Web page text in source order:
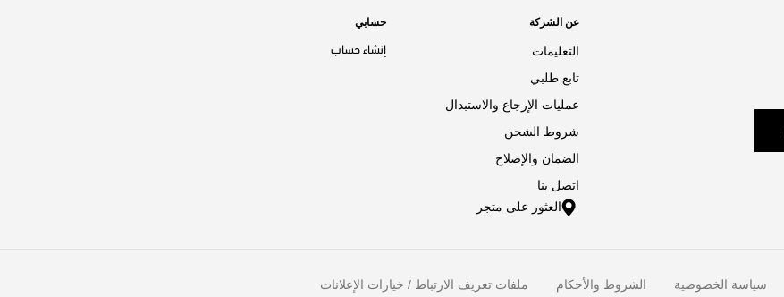
عن الشركة
التعليمات
تابع طلبي
عمليات الإرجاع والاستبدال
شروط الشحن
الضمان والإصلاح
اتصل بنا
العثور على متجر
حسابي
إنشاء حساب
سياسة الخصوصية الشروط والأحكام ملفات تعريف الارتباط / خيارات الإعلانات